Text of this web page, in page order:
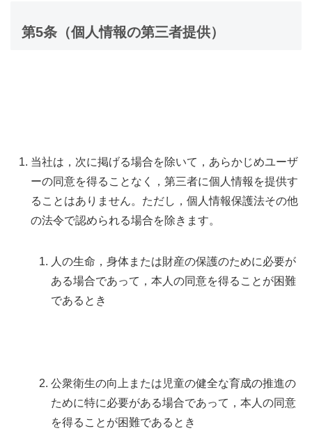
第5条（個人情報の第三者提供）
当社は，次に掲げる場合を除いて，あらかじめユーザ
ーの同意を得ることなく，第三者に個人情報を提供す
ることはありません。ただし，個人情報保護法その他
の法令で認められる場合を除きます。
人の生命，身体または財産の保護のために必要が
ある場合であって，本人の同意を得ることが困難
であるとき
公衆衛生の向上または児童の健全な育成の推進の
ために特に必要がある場合であって，本人の同意
を得ることが困難であるとき